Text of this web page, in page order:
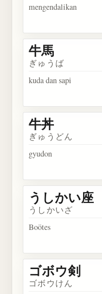
mengendalikan
牛馬
ぎゅうば
kuda dan sapi
牛丼
ぎゅうどん
gyudon
うしかい座
うしかいざ
Boötes
ゴボウ剣
ゴボウけん